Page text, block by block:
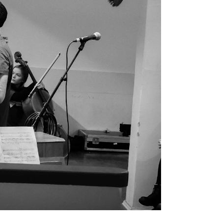
Norges musikkhøgskole
oss
ansatte
ansatte og studenter